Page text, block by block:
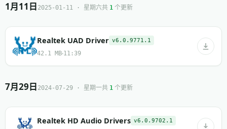
1月11日 2025-01-11 · 星期六共 1 个更新
Realtek UAD Driver v6.0.9771.1
42.1 MB 11:39
7月29日 2024-07-29 · 星期一共 1 个更新
Realtek HD Audio Drivers v6.0.9702.1